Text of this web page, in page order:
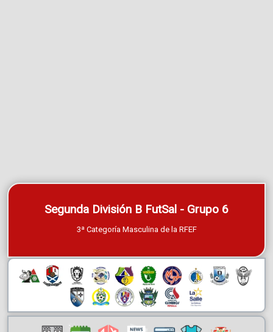
Segunda División B FutSal - Grupo 6
3ª Categoría Masculina de la RFEF